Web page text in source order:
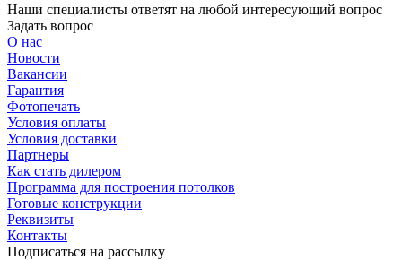
Наши специалисты ответят на любой интересующий вопрос
Задать вопрос
О нас
Новости
Вакансии
Гарантия
Фотопечать
Условия оплаты
Условия доставки
Партнеры
Как стать дилером
Программа для построения потолков
Готовые конструкции
Реквизиты
Контакты
Подписаться на рассылку